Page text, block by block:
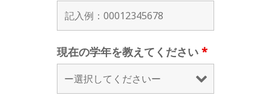
現在の学年を教えてください *